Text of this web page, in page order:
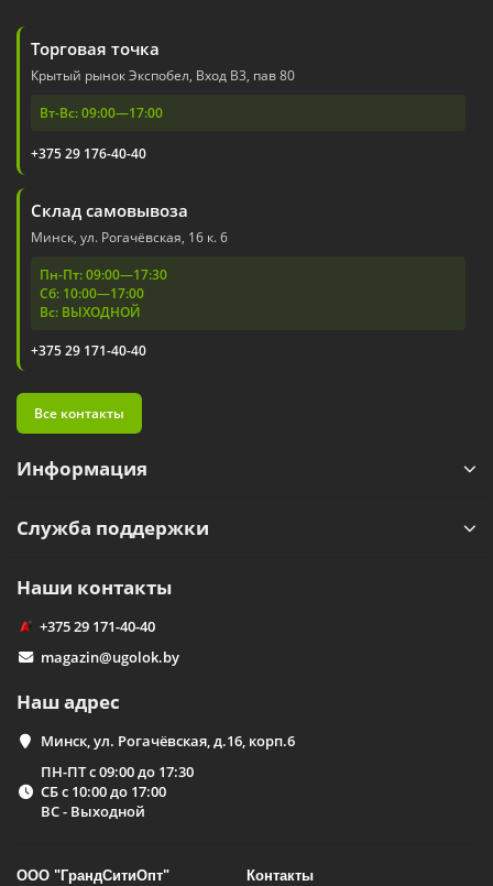
Торговая точка
Крытый рынок Экспобел, Вход В3, пав 80
Вт-Вс: 09:00—17:00
+375 29 176-40-40
Склад самовывоза
Минск, ул. Рогачёвская, 16 к. 6
Пн-Пт: 09:00—17:30
Сб: 10:00—17:00
Вс: ВЫХОДНОЙ
+375 29 171-40-40
Все контакты
Информация
Служба поддержки
Наши контакты
+375 29 171-40-40
magazin@ugolok.by
Наш адрес
Минск, ул. Рогачёвская, д.16, корп.6
ПН-ПТ с 09:00 до 17:30
СБ с 10:00 до 17:00
ВС - Выходной
ООО "ГрандСитиОпт"
Контакты